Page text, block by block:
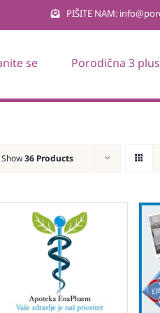
PIŠITE NAM:
se Porodična 3
Show36 Products